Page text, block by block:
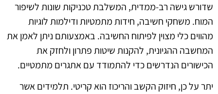
שדורש גישה רב-ממדית, המשלבת טכניקות שונות לשיפור
המוח. משחקי חשיבה, חידות מתמטיות ודילמות לוגיות
מהווים כלי מצוין לפיתוח החשיבה. באמצעותם ניתן לאמן את
המחשבה ההגיונית, להקנות שיטות פתרון ולחזק את
הכישורים הנדרשים כדי להתמודד עם אתגרים מתמטיים.
יתר על כן, חיזוק הקשב והריכוז הוא קריטי. תלמידים אשר